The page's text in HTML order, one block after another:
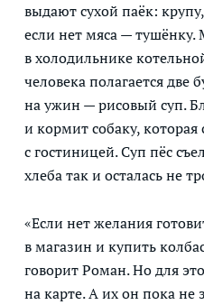
выдают сухой паёк:
если нет мяса — тушёнку.
в холодильнике
человека полагается две
на ужин — рисовый суп.
и кормит собаку,
с гостиницей. Суп пёс
хлеба так и осталась не
«Если нет желания
в магазин и купить
говорит Роман. Но для
на карте. А их он пока не